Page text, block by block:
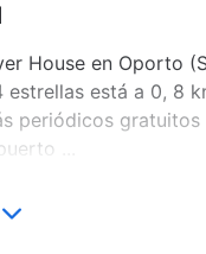
House en Oporto
estrellas está a 0, 8
periódicos
...